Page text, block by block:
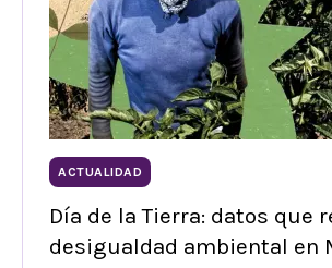
ACTUALIDAD
Día de la Tierra: datos que
desigualdad ambiental en